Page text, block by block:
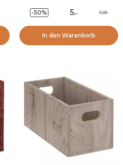
-50% 5.- 9.99
In den Warenkorb